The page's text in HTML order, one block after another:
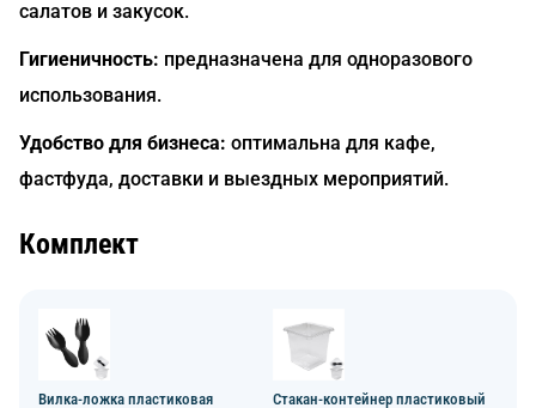
салатов и закусок.
Гигиеничность: предназначена для одноразового
использования.
Удобство для бизнеса: оптимальна для кафе,
фастфуда, доставки и выездных мероприятий.
Комплект
Вилка-ложка пластиковая Стакан-контейнер пластиковый